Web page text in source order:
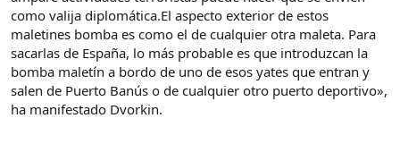
como valija diplomática.El aspecto exterior de estos
maletines bomba es como el de cualquier otra maleta. Para
sacarlas de España, lo más probable es que introduzcan la
bomba maletín a bordo de uno de esos yates que entran y
salen de Puerto Banús o de cualquier otro puerto deportivo»,
ha manifestado Dvorkin.